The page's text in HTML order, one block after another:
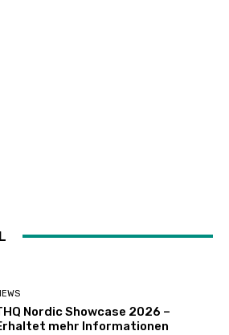
Nordic Showcase 2026 –
mehr Informationen